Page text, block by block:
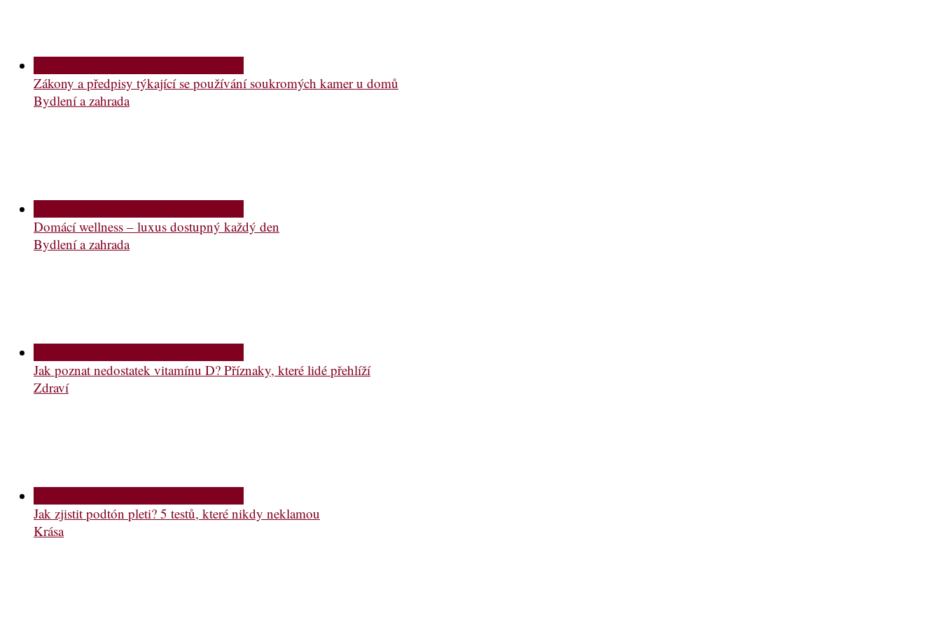
Zákony a předpisy týkající se používání soukromých kamer u domů
Bydlení a zahrada
Domácí wellness – luxus dostupný každý den
Bydlení a zahrada
Jak poznat nedostatek vitamínu D? Příznaky, které lidé přehlíží
Zdraví
Jak zjistit podtón pleti? 5 testů, které nikdy neklamou
Krása